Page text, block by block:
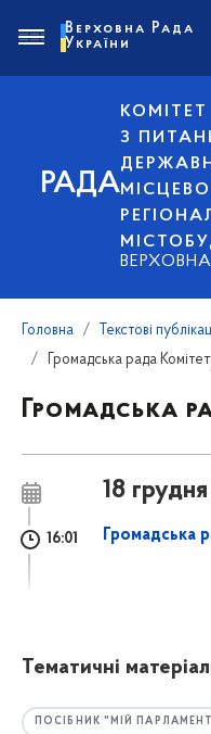
РАДА
КОМІТЕТ
З
Верховна Рада
України
Головна Текстові
Громадська рада
Громадська
18
16:01 Громадська
Тематичні
ПОСІБНИК "МІЙ